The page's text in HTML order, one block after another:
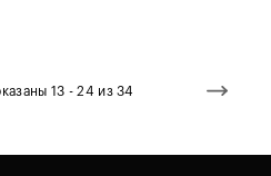
13 - 24 из 34